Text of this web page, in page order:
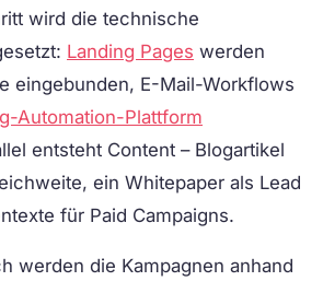
wird die technische
Landing Pages werden
eingebunden, E-Mail-Workflows
Automation-Plattform
entsteht Content – Blogartikel
ein Whitepaper als Lead
für Paid Campaigns.
werden die Kampagnen anhand